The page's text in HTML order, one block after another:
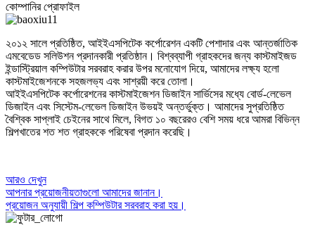
কোম্পানির প্রোফাইল
২০১২ সালে প্রতিষ্ঠিত, আইইএসপিটেক কর্পোরেশন একটি পেশাদার এবং আন্তর্জাতিক
এমবেডেড সলিউশন প্রদানকারী প্রতিষ্ঠান। বিশ্বব্যাপী গ্রাহকদের জন্য কাস্টমাইজড
ইন্ডাস্ট্রিয়াল কম্পিউটার সরবরাহ করার উপর মনোযোগ দিয়ে, আমাদের লক্ষ্য হলো
কাস্টমাইজেশনকে সহজলভ্য এবং সাশ্রয়ী করে তোলা।
আইইএসপিটেক কর্পোরেশনের কাস্টমাইজেশন ডিজাইন সার্ভিসের মধ্যে বোর্ড-লেভেল
ডিজাইন এবং সিস্টেম-লেভেল ডিজাইন উভয়ই অন্তর্ভুক্ত। আমাদের সুপ্রতিষ্ঠিত
বৈশ্বিক সাপ্লাই চেইনের সাথে মিলে, বিগত ১০ বছরেরও বেশি সময় ধরে আমরা বিভিন্ন
শিল্পখাতের শত শত গ্রাহককে পরিষেবা প্রদান করেছি।
আরও দেখুন
আপনার প্রয়োজনীয়তাগুলো আমাদের জানান।
প্রয়োজন অনুযায়ী শিল্প কম্পিউটার সরবরাহ করা হয়।